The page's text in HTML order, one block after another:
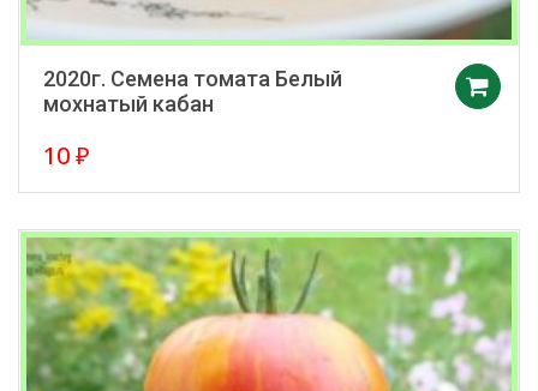
2020г. Семена томата Белый
мохнатый кабан
10₽